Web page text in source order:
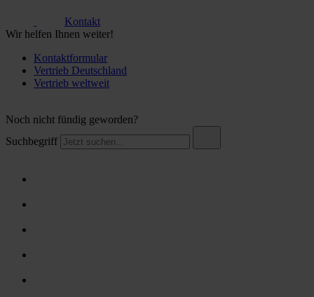
Kontakt
Wir helfen Ihnen weiter!
Kontaktformular
Vertrieb Deutschland
Vertrieb weltweit
Noch nicht fündig geworden?
Suchbegriff